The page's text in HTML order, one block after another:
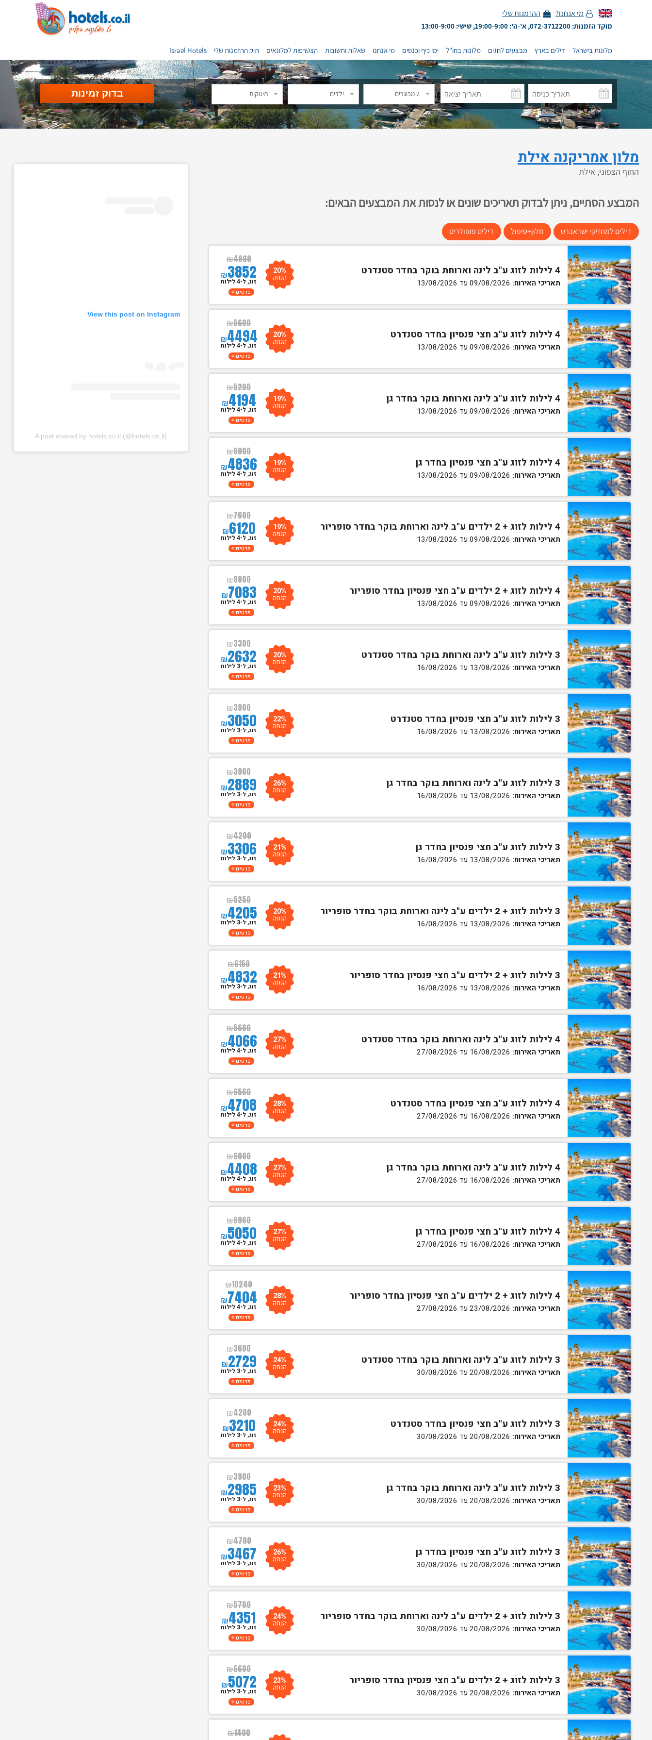
מי אנחנו? ההזמנות שלי
מוקד הזמנות: 072-3712200, א'-ה': 19:00-9:00, שישי: 13:00-9:00
מלונות בישראל דילים בארץ מבצעים לחגים מלונות בחו"ל ימי כיף וכנסים מי אנחנו שאלות ותשובות הצטרפות למלונאים תיק ההזמנות שלי Israel Hotels
2 מבוגרים ילדים תינוקות
מלון אמריקנה אילת
החוף הצפוני, אילת
המבצע הסתיים, ניתן לבדוק תאריכים שונים או לנסות את המבצעים הבאים:
דילים למחזיקי ישראכרט מלון+טיפול דילים פופולרים
4 לילות לזוג ע"ב לינה וארוחת בוקר בחדר סטנדרט
תאריכי האירוח:
₪4800
₪3852 20%
הנחה זוג, ל-4 לילות
פרטים
4 לילות לזוג ע"ב חצי פנסיון בחדר סטנדרט
תאריכי האירוח:
₪5600
₪4494 20%
הנחה זוג, ל-4 לילות
פרטים
4 לילות לזוג ע"ב לינה וארוחת בוקר בחדר גן
תאריכי האירוח:
₪5200
₪4194 19%
הנחה זוג, ל-4 לילות
פרטים
4 לילות לזוג ע"ב חצי פנסיון בחדר גן
תאריכי האירוח:
₪6000
₪4836 19%
הנחה זוג, ל-4 לילות
פרטים
4 לילות לזוג + 2 ילדים ע"ב לינה וארוחת בוקר בחדר סופריור
תאריכי האירוח:
₪7600
₪6120 19%
הנחה זוג, ל-4 לילות
פרטים
4 לילות לזוג + 2 ילדים ע"ב חצי פנסיון בחדר סופריור
תאריכי האירוח:
₪8800
₪7083 20%
הנחה זוג, ל-4 לילות
פרטים
3 לילות לזוג ע"ב לינה וארוחת בוקר בחדר סטנדרט
תאריכי האירוח:
₪3300
₪2632 20%
הנחה זוג, ל-3 לילות
פרטים
3 לילות לזוג ע"ב חצי פנסיון בחדר סטנדרט
תאריכי האירוח:
₪3900
₪3050 22%
הנחה זוג, ל-3 לילות
פרטים
3 לילות לזוג ע"ב לינה וארוחת בוקר בחדר גן
תאריכי האירוח:
₪3900
₪2889 26%
הנחה זוג, ל-3 לילות
פרטים
3 לילות לזוג ע"ב חצי פנסיון בחדר גן
תאריכי האירוח:
₪4200
₪3306 21%
הנחה זוג, ל-3 לילות
פרטים
3 לילות לזוג + 2 ילדים ע"ב לינה וארוחת בוקר בחדר סופריור
תאריכי האירוח:
₪5250
₪4205 20%
הנחה זוג, ל-3 לילות
פרטים
3 לילות לזוג + 2 ילדים ע"ב חצי פנסיון בחדר סופריור
תאריכי האירוח:
₪6150
₪4832 21%
הנחה זוג, ל-3 לילות
פרטים
4 לילות לזוג ע"ב לינה וארוחת בוקר בחדר סטנדרט
תאריכי האירוח:
₪5600
₪4066 27%
הנחה זוג, ל-4 לילות
פרטים
4 לילות לזוג ע"ב חצי פנסיון בחדר סטנדרט
תאריכי האירוח:
₪6560
₪4708 28%
הנחה זוג, ל-4 לילות
פרטים
4 לילות לזוג ע"ב לינה וארוחת בוקר בחדר גן
תאריכי האירוח:
₪6000
₪4408 27%
הנחה זוג, ל-4 לילות
פרטים
4 לילות לזוג ע"ב חצי פנסיון בחדר גן
תאריכי האירוח:
₪6960
₪5050 27%
הנחה זוג, ל-4 לילות
פרטים
4 לילות לזוג + 2 ילדים ע"ב חצי פנסיון בחדר סופריור
תאריכי האירוח:
₪10240
₪7404 28%
הנחה זוג, ל-4 לילות
פרטים
3 לילות לזוג ע"ב לינה וארוחת בוקר בחדר סטנדרט
תאריכי האירוח:
₪3600
₪2729 24%
הנחה זוג, ל-3 לילות
פרטים
3 לילות לזוג ע"ב חצי פנסיון בחדר סטנדרט
תאריכי האירוח:
₪4200
₪3210 24%
הנחה זוג, ל-3 לילות
פרטים
3 לילות לזוג ע"ב לינה וארוחת בוקר בחדר גן
תאריכי האירוח:
₪3900
₪2985 23%
הנחה זוג, ל-3 לילות
פרטים
3 לילות לזוג ע"ב חצי פנסיון בחדר גן
תאריכי האירוח:
₪4700
₪3467 26%
הנחה זוג, ל-3 לילות
פרטים
3 לילות לזוג + 2 ילדים ע"ב לינה וארוחת בוקר בחדר סופריור
תאריכי האירוח:
₪5700
₪4351 24%
הנחה זוג, ל-3 לילות
פרטים
3 לילות לזוג + 2 ילדים ע"ב חצי פנסיון בחדר סופריור
תאריכי האירוח:
₪6600
₪5072 23%
הנחה זוג, ל-3 לילות
פרטים
₪1400
View this post on Instagram
A post shared by hotels.co.il (@hotels.co.il)